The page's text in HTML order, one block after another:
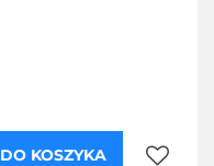
DO KOSZYKA